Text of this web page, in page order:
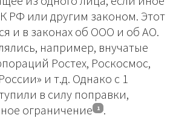
РФ или другим законом. Этот
и в законах об ООО и об АО.
например, внучатые
Ростех, Роскосмос,
и т.д. Однако с 1
в силу поправки,
ограничение
1 .